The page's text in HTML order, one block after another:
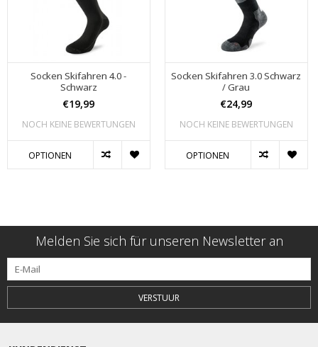
Socken Skifahren 4.0 -
Schwarz
€19,99
NOCH KEINE BEWERTUNGEN
OPTIONEN
Socken Skifahren 3.0 Schwarz
/ Grau
€24,99
NOCH KEINE BEWERTUNGEN
OPTIONEN
Melden Sie sich für unseren Newsletter an
VERSTUUR